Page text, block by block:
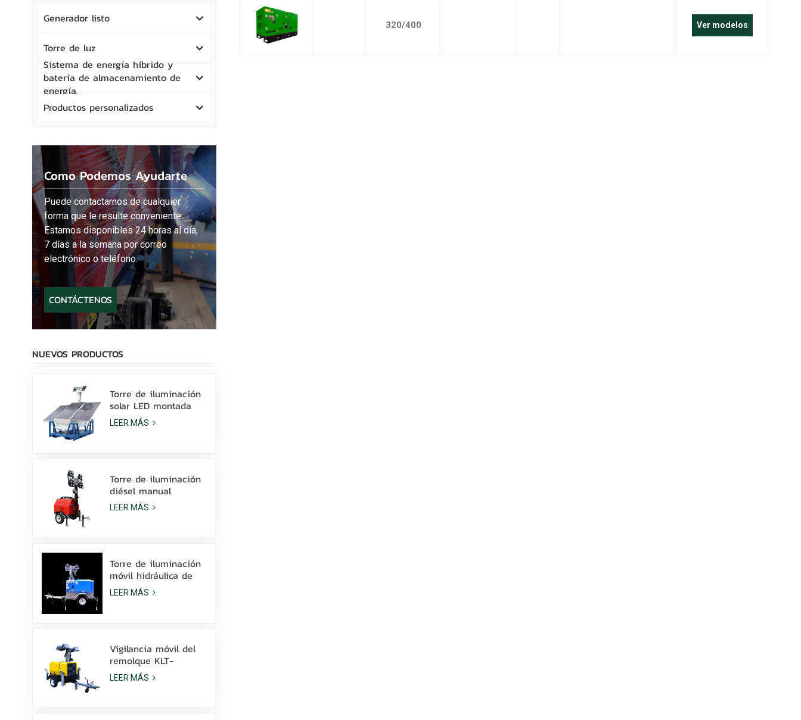
Generador listo
Torre de luz
Sistema de energía híbrido y
batería de almacenamiento de
energía.
Productos personalizados
Como Podemos Ayudarte
Puede contactarnos de cualquier
forma que le resulte conveniente.
Estamos disponibles 24 horas al día,
7 días a la semana por correo
electrónico o teléfono.
CONTÁCTENOS
NUEVOS PRODUCTOS
Torre de iluminación
solar LED montada
sobre patines con
lámparas LED de 400
LEER MÁS
Torre de iluminación
diésel manual
compacta y
económica con 4
LEER MÁS
Torre de iluminación
móvil hidráulica de
elevación manual de
9 m de altura con
LEER MÁS
Vigilancia móvil del
remolque KLT-
10000V de la torre
de luz del mástil de
LEER MÁS
320/400 Ver modelos